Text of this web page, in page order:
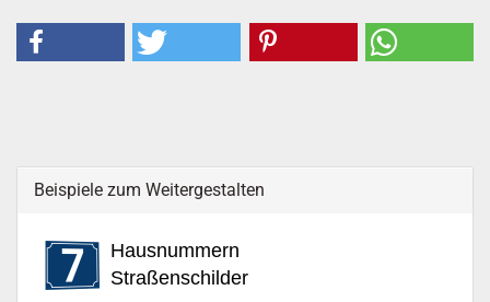
Beispiele zum Weitergestalten
Hausnummern
Straßenschilder